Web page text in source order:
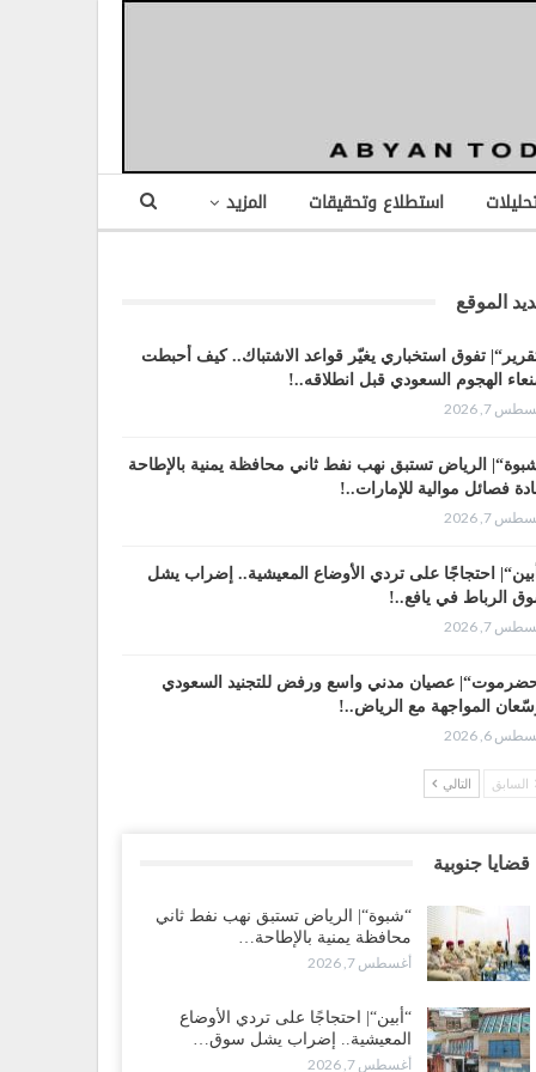
استطلاع وتحقيقات المزيد
الموقع
تفوق استخباري يغيّر قواعد الاشتباك.. كيف أحبطت
الهجوم السعودي قبل انطلاقه..!
7, 2026
الرياض تستبق نهب نفط ثاني محافظة يمنية بالإطاحة
فصائل موالية للإمارات..!
7, 2026
احتجاجًا على تردي الأوضاع المعيشية.. إضراب يشل
الرباط في يافع..!
7, 2026
عصيان مدني واسع ورفض للتجنيد السعودي
المواجهة مع الرياض..!
6, 2026
يعلن تمرّد قيادات عسكرية.. أزمة “البطاقة الذكية”
وانسحابات وفوضى تعصف بمعسكرات حضرموت
6, 2026
هروب باكريت تتصاعد.. اعتقالات في الرياض وتوتر
يهدد بتعقيد المشهد في المهرة..!
السابق التالي
قضايا جنوبية
“شبوة“| الرياض تستبق نهب نفط ثاني
محافظة يمنية بالإطاحة…
أغسطس 7, 2026
“أبين“| احتجاجًا على تردي الأوضاع
المعيشية.. إضراب يشل سوق…
أغسطس 7, 2026